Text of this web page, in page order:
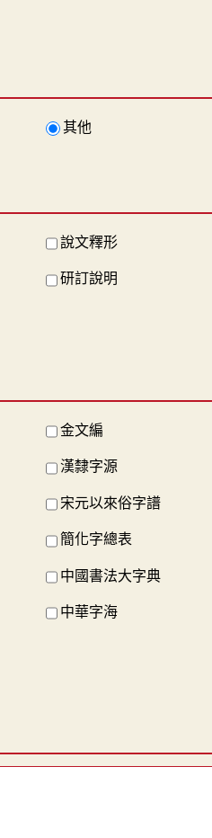
其他
說文釋形
研訂說明
金文編
漢隸字源
宋元以來俗字譜
簡化字總表
中國書法大字典
中華字海